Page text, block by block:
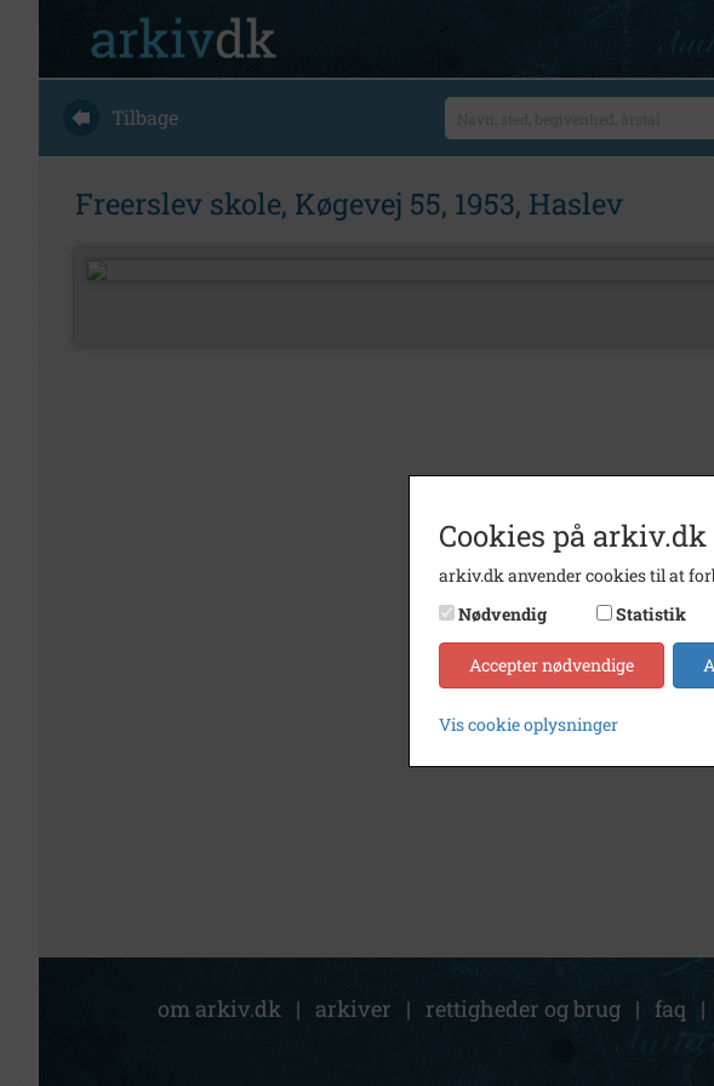
Tilbage
Freerslev skole, Køgevej 55, 1953, Haslev
om arkiv.dk | arkiver | rettigheder og brug | faq |
Cookies på arkiv.dk
arkiv.dk anvender cookies til at
Nødvendig
Statistik
Accepter nødvendige
Vis cookie oplysninger